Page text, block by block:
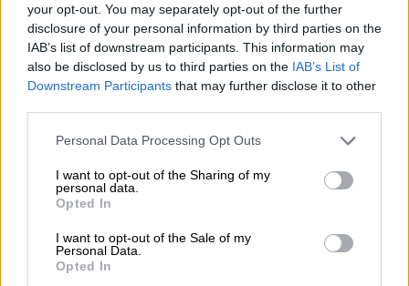
your opt-out. You may separately opt-out of the further
disclosure of your personal information by third parties on the
IAB’s list of downstream participants. This information may
also be disclosed by us to third parties on the IAB’s List of
Downstream Participants that may further disclose it to other
Please note that this website/app uses one or more Google
not limited to your visit or usage behaviour. You may click to
grant or deny consent to Google and its third-party tags to
use your data for below specified purposes in below Google
consent section.
Personal Data Processing Opt Outs
I want to opt-out of the Sharing of my
personal data.
Opted In
I want to opt-out of the Sale of my
Personal Data.
Opted In
Πρόσωπαμεκεντρώα χαρακτηριστικάείναι
επίσης ο Χρήστος Τριαντόπουλος που
αναλαμβάνει υφυπουργός Κλιματικής Κρίσης
και Πολιτικής Προστασίας αλλά και ο Πάνος
Τσακλόγλου που είναι από τα ελάχιστα μέλη
του υπουργικού συμβουλίου που δεν
αναλαμβάνει εκ νέου καθήκοντα υφυπουργού
στο υπουργείο Εργασίας και Κοινωνικών
Ασφαλίσεων). Σταθερή στη θέση της
παραμένει η Λίνα Μενδώνη στο υπουργείο
Πολιτισμού.